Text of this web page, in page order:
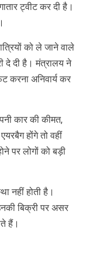
ट्वीट कर दी है।
को ले जाने वाले
दे दी है। मंत्रालय ने
अनिवार्य कर
कार की कीमत,
होंगे तो वहीं
पर लोगों को बड़ी
नहीं होती है।
बिक्री पर असर
हैं।